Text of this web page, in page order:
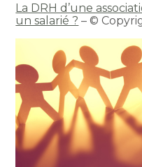
La DRH d’une
un salarié ? – ©